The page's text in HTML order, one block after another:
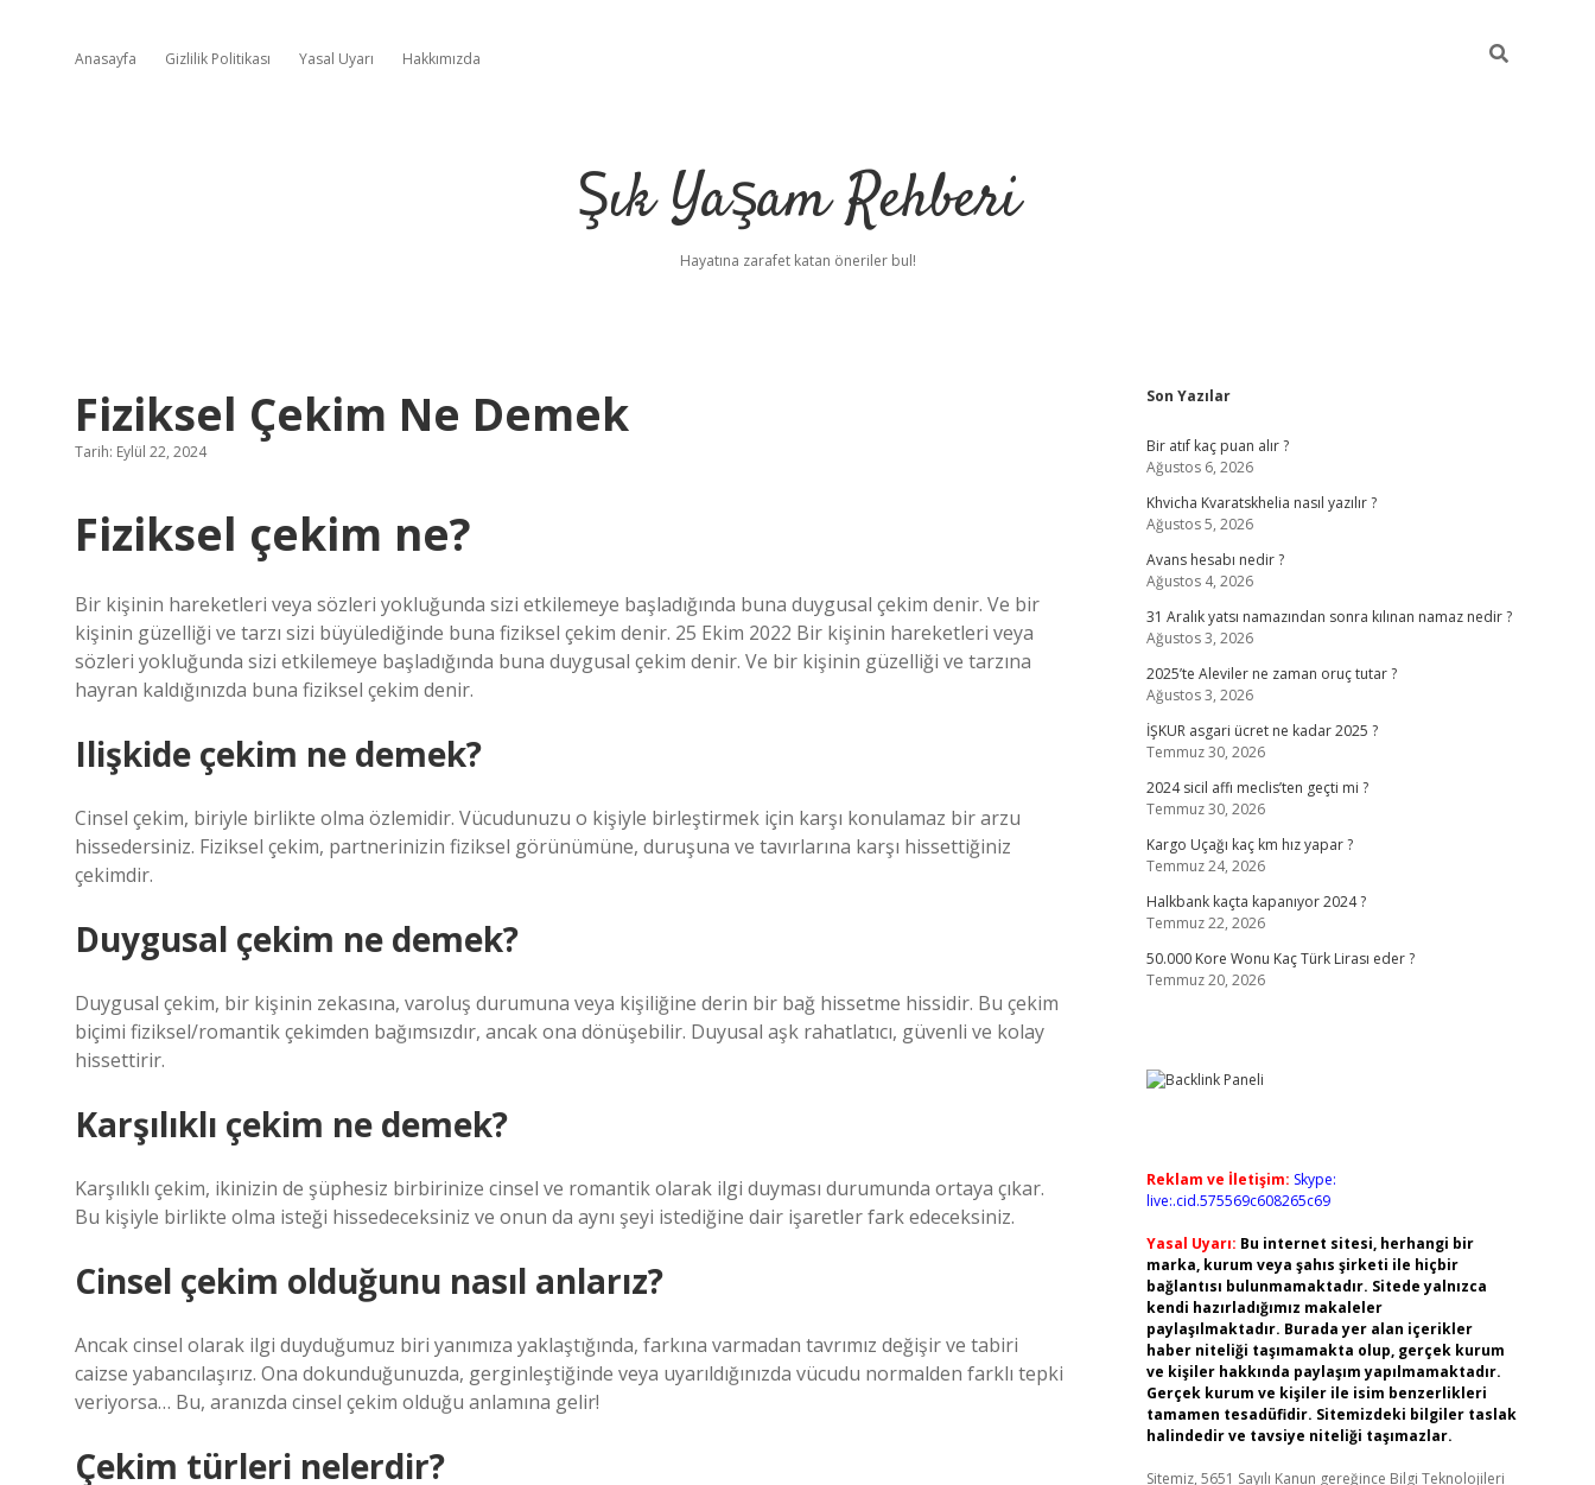
Anasayfa Gizlilik Politikası Yasal Uyarı Hakkımızda
Şık Yaşam Rehberi
Hayatına zarafet katan öneriler bul!
Fiziksel Çekim Ne Demek
Tarih: Eylül 22, 2024
Fiziksel çekim ne?
Bir kişinin hareketleri veya sözleri yokluğunda sizi etkilemeye başladığında buna duygusal çekim denir. Ve bir
kişinin güzelliği ve tarzı sizi büyülediğinde buna fiziksel çekim denir. 25 Ekim 2022 Bir kişinin hareketleri veya
sözleri yokluğunda sizi etkilemeye başladığında buna duygusal çekim denir. Ve bir kişinin güzelliği ve tarzına
hayran kaldığınızda buna fiziksel çekim denir.
Ilişkide çekim ne demek?
Cinsel çekim, biriyle birlikte olma özlemidir. Vücudunuzu o kişiyle birleştirmek için karşı konulamaz bir arzu
hissedersiniz. Fiziksel çekim, partnerinizin fiziksel görünümüne, duruşuna ve tavırlarına karşı hissettiğiniz
çekimdir.
Duygusal çekim ne demek?
Duygusal çekim, bir kişinin zekasına, varoluş durumuna veya kişiliğine derin bir bağ hissetme hissidir. Bu çekim
biçimi fiziksel/romantik çekimden bağımsızdır, ancak ona dönüşebilir. Duyusal aşk rahatlatıcı, güvenli ve kolay
hissettirir.
Karşılıklı çekim ne demek?
Karşılıklı çekim, ikinizin de şüphesiz birbirinize cinsel ve romantik olarak ilgi duyması durumunda ortaya çıkar.
Bu kişiyle birlikte olma isteği hissedeceksiniz ve onun da aynı şeyi istediğine dair işaretler fark edeceksiniz.
Cinsel çekim olduğunu nasıl anlarız?
Ancak cinsel olarak ilgi duyduğumuz biri yanımıza yaklaştığında, farkına varmadan tavrımız değişir ve tabiri
caizse yabancılaşırız. Ona dokunduğunuzda, gerginleştiğinde veya uyarıldığınızda vücudu normalden farklı tepki
veriyorsa… Bu, aranızda cinsel çekim olduğu anlamına gelir!
Çekim türleri nelerdir?
Sidebar
Son Yazılar
Bir atıf kaç puan alır ?
Ağustos 6, 2026
Khvicha Kvaratskhelia nasıl yazılır ?
Ağustos 5, 2026
Avans hesabı nedir ?
Ağustos 4, 2026
31 Aralık yatsı namazından sonra kılınan namaz nedir ?
Ağustos 3, 2026
2025’te Aleviler ne zaman oruç tutar ?
Ağustos 3, 2026
İŞKUR asgari ücret ne kadar 2025 ?
Temmuz 30, 2026
2024 sicil affı meclis’ten geçti mi ?
Temmuz 30, 2026
Kargo Uçağı kaç km hız yapar ?
Temmuz 24, 2026
Halkbank kaçta kapanıyor 2024 ?
Temmuz 22, 2026
50.000 Kore Wonu Kaç Türk Lirası eder ?
Temmuz 20, 2026
Reklam ve İletişim: Skype:
live:.cid.575569c608265c69
Yasal Uyarı: Bu internet sitesi, herhangi bir
marka, kurum veya şahıs şirketi ile hiçbir
bağlantısı bulunmamaktadır. Sitede yalnızca
kendi hazırladığımız makaleler
paylaşılmaktadır. Burada yer alan içerikler
haber niteliği taşımamakta olup, gerçek kurum
ve kişiler hakkında paylaşım yapılmamaktadır.
Gerçek kurum ve kişiler ile isim benzerlikleri
tamamen tesadüfidir. Sitemizdeki bilgiler taslak
halindedir ve tavsiye niteliği taşımazlar.
Sitemiz, 5651 Sayılı Kanun gereğince Bilgi Teknolojileri